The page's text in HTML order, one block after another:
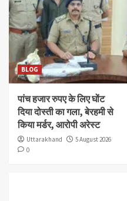
BLOG
पांच हजार रुपए के लिए घोंट
दिया दोस्ती का गला, बेरहमी से
किया मर्डर, आरोपी अरेस्ट
Uttarakhand
5 August 2026
0